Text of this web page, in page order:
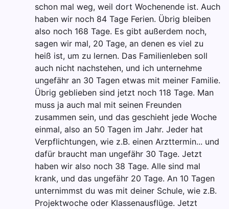
schon mal weg, weil dort Wochenende ist. Auch
haben wir noch 84 Tage Ferien. Übrig bleiben
also noch 168 Tage. Es gibt außerdem noch,
sagen wir mal, 20 Tage, an denen es viel zu
heiß ist, um zu lernen. Das Familienleben soll
auch nicht nachstehen, und ich unternehme
ungefähr an 30 Tagen etwas mit meiner Familie.
Übrig geblieben sind jetzt noch 118 Tage. Man
muss ja auch mal mit seinen Freunden
zusammen sein, und das geschieht jede Woche
einmal, also an 50 Tagen im Jahr. Jeder hat
Verpflichtungen, wie z.B. einen Arzttermin... und
dafür braucht man ungefähr 30 Tage. Jetzt
haben wir also noch 38 Tage. Alle sind mal
krank, und das ungefähr 20 Tage. An 10 Tagen
unternimmst du was mit deiner Schule, wie z.B.
Projektwoche oder Klassenausflüge. Jetzt